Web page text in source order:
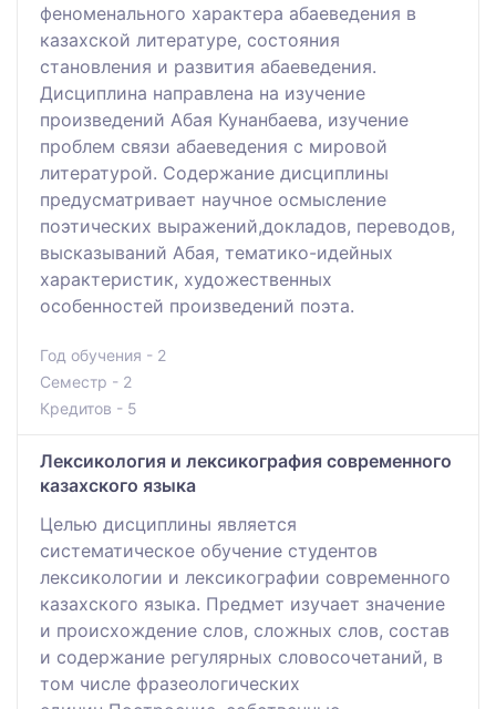
феноменального характера абаеведения в
казахской литературе, состояния
становления и развития абаеведения.
Дисциплина направлена на изучение
произведений Абая Кунанбаева, изучение
проблем связи абаеведения с мировой
литературой. Содержание дисциплины
предусматривает научное осмысление
поэтических выражений,докладов, переводов,
высказываний Абая, тематико-идейных
характеристик, художественных
особенностей произведений поэта.
Год обучения - 2
Семестр - 2
Кредитов - 5
Лексикология и лексикография современного
казахского языка
Целью дисциплины является
систематическое обучение студентов
лексикологии и лексикографии современного
казахского языка. Предмет изучает значение
и происхождение слов, сложных слов, состав
и содержание регулярных словосочетаний, в
том числе фразеологических